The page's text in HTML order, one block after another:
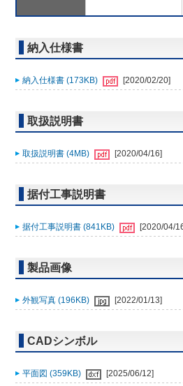
納入仕様書
納入仕様書 (173KB) [2020/02/20]
取扱説明書
取扱説明書 (4MB) [2020/04/16]
据付工事説明書
据付工事説明書 (841KB) [2020/04/
製品画像
外観写真 (196KB) [2022/01/13]
CADシンボル
平面図 (359KB)
[2025/06/12]